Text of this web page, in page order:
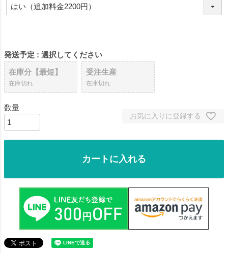
発送予定
選択してください
在庫分【最短】
在庫切れ
受注生産
在庫切れ
お気に入りに登録する
カートに入れる